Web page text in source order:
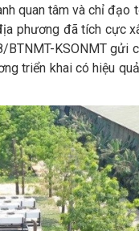
quan tâm và chỉ
phương đã tích cực
KSONMT gửi
triển khai có hiệu